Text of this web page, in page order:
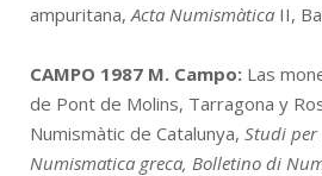
ampuritana, Acta Numismàtica II,
CAMPO 1987 M. Campo: Las
de Pont de Molins, Tarragona y
Numismàtic de Catalunya, Studi per
Numismatica greca, Bolletino di